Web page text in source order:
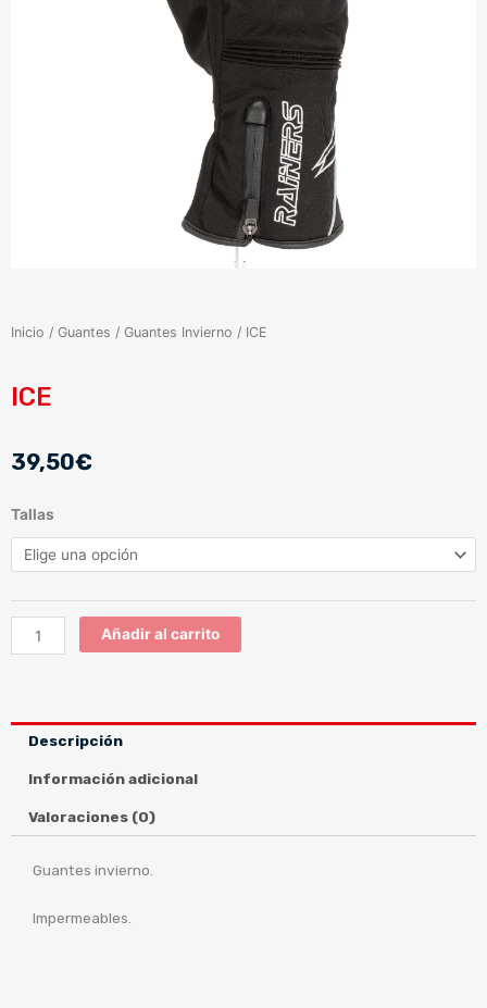
Inicio / Guantes / Guantes Invierno / ICE
ICE
39,50€
Tallas
ICE
cantidad
Añadir al carrito
Descripción
Información adicional
Valoraciones (0)
Guantes invierno.
Impermeables.